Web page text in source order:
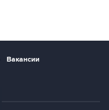
Вакансии